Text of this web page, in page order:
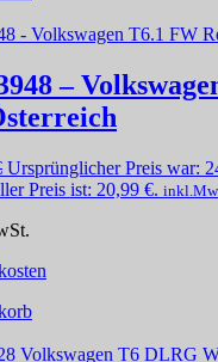
–
Ursprünglicher Preis war:
Preis ist: 20,99 €.